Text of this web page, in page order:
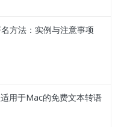
方法：实例与注意事项
适用于Mac的免费文本转语